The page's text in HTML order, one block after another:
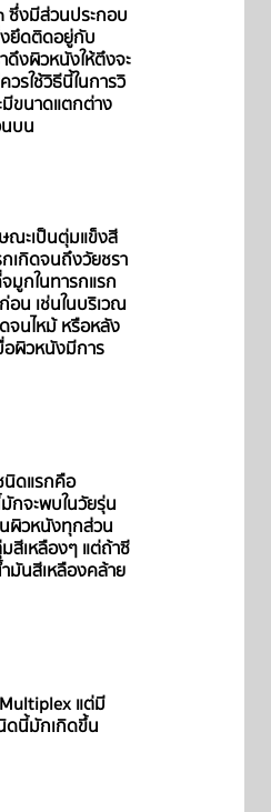
ซึ่งมีส่วนประกอบ
ยึดติดอยู่กับ
งผิวหนังให้ตึงจะ
รใช้วิธีนี้ในการวิ
มีขนาดแตกต่าง
บน
ณะเป็นตุ่มแข็งสี
เกิดจนถึงวัยชรา
มูกในทารกแรก
อน เช่นในบริเวณ
จนไหม้ หรือหลัง
อผิวหนังมีการ
นิดแรกคือ
กจะพบในวัยรุ่น
ผิวหนังทุกส่วน
สีเหลืองๆ แต่ถ้าซี
มันสีเหลืองคล้าย
แต่มี
ดนี้มักเกิดขึ้น